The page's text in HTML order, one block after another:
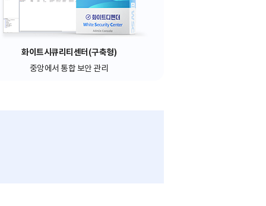
화이트시큐리티센터(구축형)
중앙에서 통합 보안 관리